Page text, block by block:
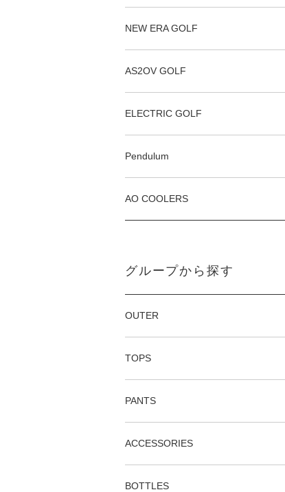
NEW ERA GOLF
AS2OV GOLF
ELECTRIC GOLF
Pendulum
AO COOLERS
グループから探す
OUTER
TOPS
PANTS
ACCESSORIES
BOTTLES